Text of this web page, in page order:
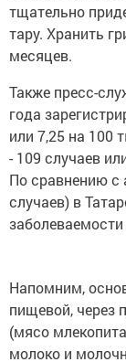
тщательно
тару. Хранить
месяцев.
Также пресс-
года
или 7,25 на 100
- 109 случаев
По сравнению с
случаев) в
Напомним,
пищевой, через
(мясо
молоко и